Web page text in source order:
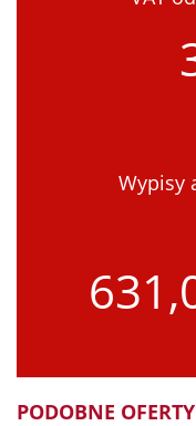
Wypisy
PODOBNE OFERTY